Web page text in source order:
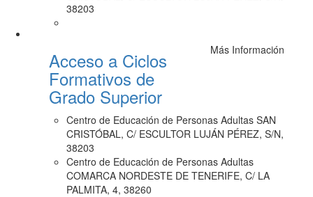
38203
Acceso a Ciclos
Formativos de
Grado Superior
Más Información
Centro de Educación de Personas Adultas SAN
CRISTÓBAL, C/ ESCULTOR LUJÁN PÉREZ, S/N,
38203
Centro de Educación de Personas Adultas
COMARCA NORDESTE DE TENERIFE, C/ LA
PALMITA, 4, 38260